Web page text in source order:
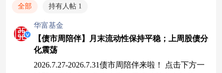
全部 持有人帖 1
华富基金
【债市周陪伴】月末流动性保持平稳；上周股债分
化震荡
2026.7.27-2026.7.31债市周陪伴来啦！ 点击下方一